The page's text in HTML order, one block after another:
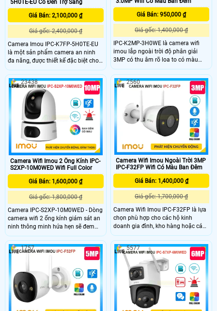
5H0TE-EU Có Đèn Trợ Sáng
Giá Bán: 2,100,000 ₫
Giá gốc: 2,400,000 ₫
Camera Imou IPC-K7FP-5H0TE-EU
là một sản phẩm camera an ninh
đa năng, được thiết kế đặc biệt cho
các ứng dụng cần giám sát từ xa
trong điều kiện không có kết nối
mạng dây Imou IPC-K7FP-5H0TE-
EU hỗ trợ công nghệ hồng ngoại với
khả năng nhìn đêm lên đến 30 mét.
Giá Bán: 950,000 ₫
Giá gốc: 1,400,000 ₫
IPC-K2MP-3H0WE là camera wifi
imou lắp ngoài trời độ phân giải
3MP có thu âm rõ loa to có màu
ban đêm cùng chức năng xoay 360
kháng nước tốt trang bị hồng ngoại
10m chức năng ai thông minh phân
biệt người và vật cuyển động phù
hợp lắp cổng nhà cổng công ty nhà
xưởng kho hàng và giám sát xe
trước cửa hàng.
Camera Wifi Imou 2 Ống Kính IPC-
S2XP-10M0WED Wifi Full Color
Giá Bán: 1,600,000 ₫
Giá gốc: 1,800,000 ₫
Camera IPC-S2XP-10M0WED - Dòng
camera wifi 2 ống kính giám sát an
ninh thông minh hứa hẹn sẽ đem
đến cho bạn có được trải nghiệm
thật tuyệt vời. Giúp ghi lại hình ảnh
sắc nét với độ phân giải lên đến
10MP, ngoài ra còn được tích hợp
các chức năng công nghệ hỗ trợ cho
việc giám sát đảm bảo an toàn một
cách hiệu quả nhất
23438
Camera Wifi Imou Ngoài Trời 3MP
IPC-F32FP Wifi Có Màu Ban Đêm
Giá Bán: 1,400,000 ₫
Giá gốc: 1,700,000 ₫
Camera Wifi Imou IPC-F32FP là lựa
chọn phù hợp cho các hộ kinh
doanh gia đình, kho hàng hoặc các
khu vực cần giám sát ngoài trời với
yêu cầu về chất lượng hình ảnh và
tính năng thông minh giúp ghi lại
hình ảnh rõ nét và chi tiết của khu
vực giám sát tích hợp công nghệ
phát hiện chuyển động thông minh
giúp gửi thông báo khi có hoạt động
nghi ngờ xảy ra trong khu vực giám
2560
1757 5577